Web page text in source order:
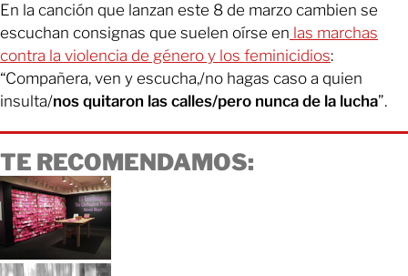
En la canción que lanzan este 8 de marzo cambien se
escuchan consignas que suelen oírse en las marchas
contra la violencia de género y los feminicidios:
“Compañera, ven y escucha,/no hagas caso a quien
insulta/nos quitaron las calles/pero nunca de la lucha”.
TE RECOMENDAMOS: